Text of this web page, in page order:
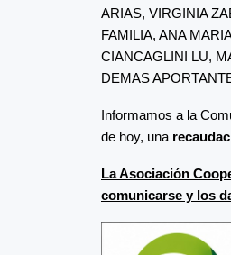
ARIAS, VIRGINIA
FAMILIA, ANA
CIANCAGLINI LU,
DEMAS
Informamos a la
de hoy, una
La Asociación
comunicarse y los